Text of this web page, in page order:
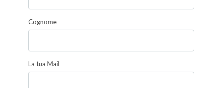
Cognome
La tua Mail